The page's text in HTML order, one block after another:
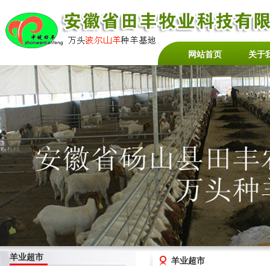
网站首页 关于
羊业超市 羊业超市